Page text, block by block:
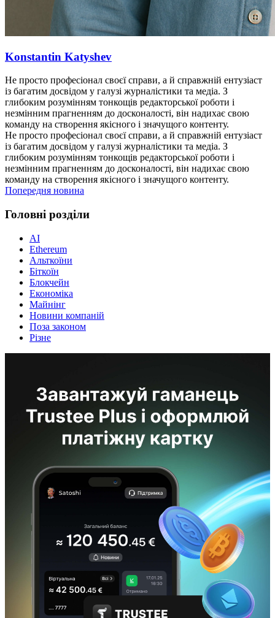
Konstantin Katyshev
Не просто професіонал своєї справи, а й справжній ентузіаст
із багатим досвідом у галузі журналістики та медіа. З
глибоким розумінням тонкощів редакторської роботи і
незмінним прагненням до досконалості, він надихає свою
команду на створення якісного і значущого контенту.
Не просто професіонал своєї справи, а й справжній ентузіаст
із багатим досвідом у галузі журналістики та медіа. З
глибоким розумінням тонкощів редакторської роботи і
незмінним прагненням до досконалості, він надихає свою
команду на створення якісного і значущого контенту.
Попередня новина
Головні розділи
AI
Ethereum
Альткоїни
Біткоїн
Блокчейн
Економіка
Майнінг
Новини компаній
Поза законом
Різне